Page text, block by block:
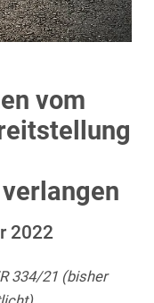
vom
2022
334/21 (bisher